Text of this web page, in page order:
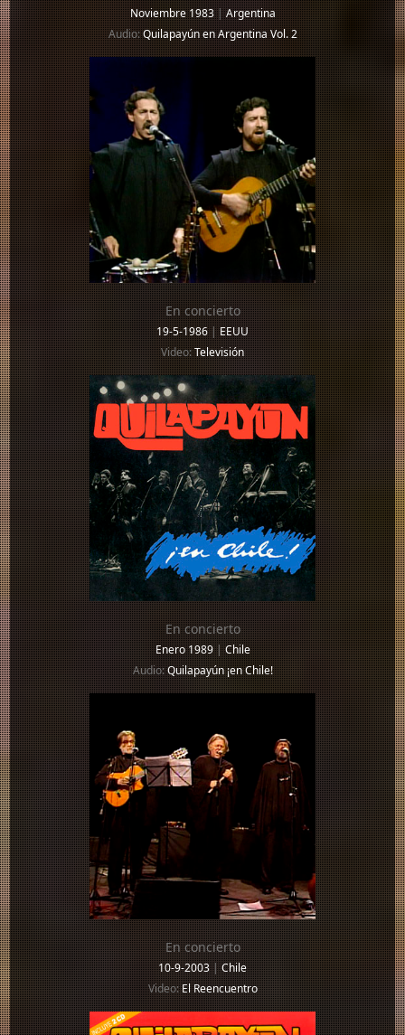
Noviembre 1983|Argentina
Audio:Quilapayún en Argentina Vol. 2
En concierto
19-5-1986|EEUU
Video:Televisión
En concierto
Enero 1989|Chile
Audio:Quilapayún ¡en Chile!
En concierto
10-9-2003|Chile
Video:El Reencuentro